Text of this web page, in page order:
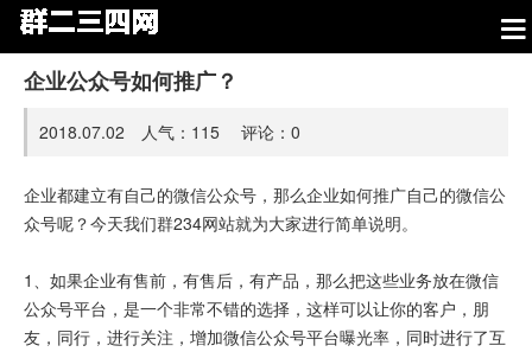
企业公众号如何推广？
2018.07.02 人气： 115 评论： 0
企业都建立有自己的微信公众号，那么企业如何推广自己的微信公
众号呢？今天我们群234网站就为大家进行简单说明。
1、如果企业有售前，有售后，有产品，那么把这些业务放在微信
公众号平台，是一个非常不错的选择，这样可以让你的客户，朋
友，同行，进行关注，增加微信公众号平台曝光率，同时进行了互